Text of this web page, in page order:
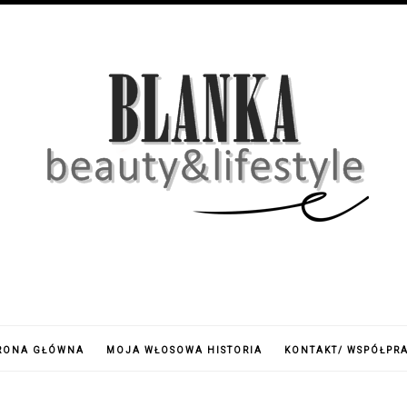
GŁÓWNA MOJA WŁOSOWA HISTORIA KONTAKT/